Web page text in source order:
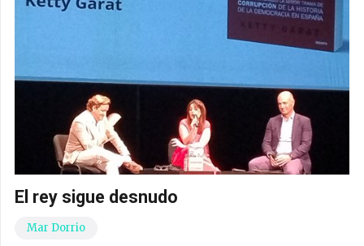
El rey sigue desnudo
Mar Dorrio